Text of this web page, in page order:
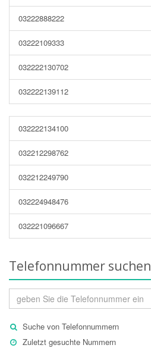
03222888222
03222109333
032222130702
032222139112
032222134100
032212298762
032212249790
032224948476
032221096667
Telefonnummer suchen
Suche von Telefonnummern
Zuletzt gesuchte Nummern